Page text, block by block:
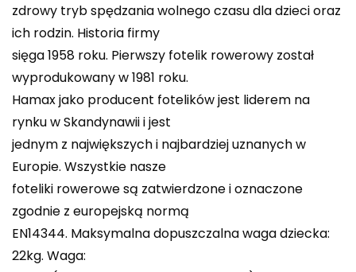
zdrowy tryb spędzania wolnego czasu dla dzieci oraz
ich rodzin. Historia firmy
sięga 1958 roku. Pierwszy fotelik rowerowy został
wyprodukowany w 1981 roku.
Hamax jako producent fotelików jest liderem na
rynku w Skandynawii i jest
jednym z największych i najbardziej uznanych w
Europie. Wszystkie nasze
foteliki rowerowe są zatwierdzone i oznaczone
zgodnie z europejską normą
EN14344. Maksymalna dopuszczalna waga dziecka:
22kg. Waga: